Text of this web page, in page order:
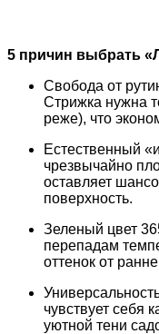
5 причин выбрать
Свобода от
Стрижка нужна
реже), что
Естественный
чрезвычайно
оставляет
поверхность.
Зеленый цвет
перепадам
оттенок от
чувствует себя
уютной тени